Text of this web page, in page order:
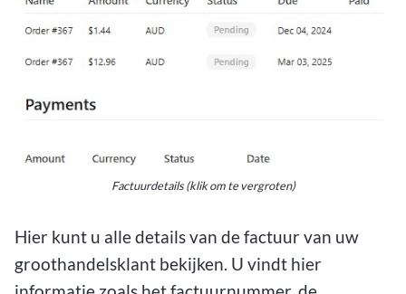
Factuurdetails (klik om te vergroten)
Hier kunt u alle details van de factuur van uw
groothandelsklant bekijken. U vindt hier